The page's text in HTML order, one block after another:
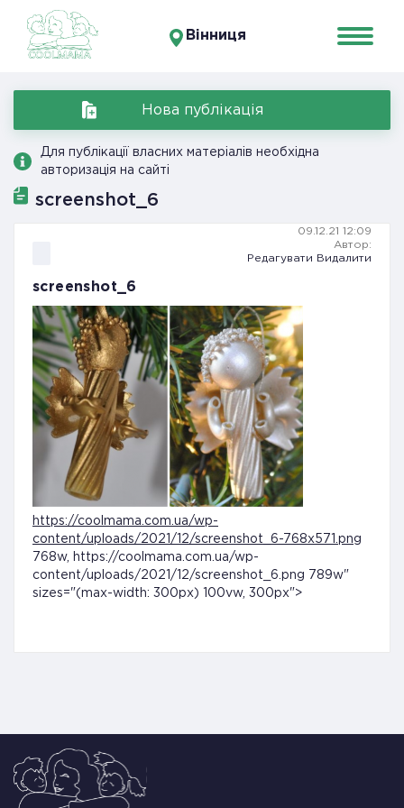
Вінниця
Нова публікація
Для публікації власних матеріалів необхідна
авторизація на сайті
screenshot_6
09.12.21 12:09
Автор:
Редагувати
Видалити
screenshot_6
https://coolmama.com.ua/wp-
content/uploads/2021/12/screenshot_6-768x571.png
768w, https://coolmama.com.ua/wp-
content/uploads/2021/12/screenshot_6.png 789w"
sizes="(max-width: 300px) 100vw, 300px">